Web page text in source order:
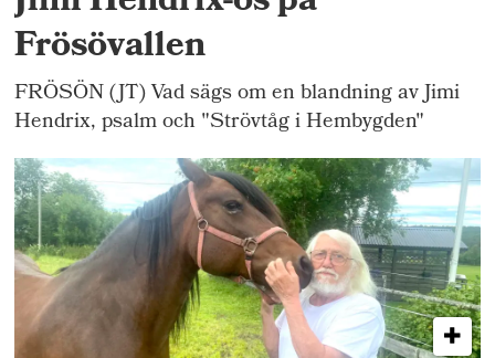
Frösövallen
FRÖSÖN (JT) Vad sägs om en blandning av Jimi
Hendrix, psalm och "Strövtåg i Hembygden"